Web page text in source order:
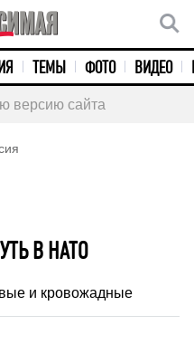
ТЕМЫ ФОТО ВИДЕО
версию сайта
В НАТО
и кровожадные